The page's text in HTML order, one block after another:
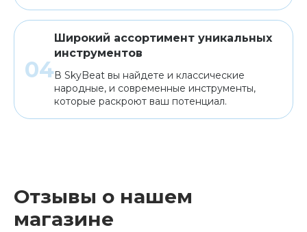
Широкий ассортимент уникальных
инструментов
В SkyBeat вы найдете и классические
народные, и современные инструменты,
которые раскроют ваш потенциал.
Отзывы о нашем
магазине